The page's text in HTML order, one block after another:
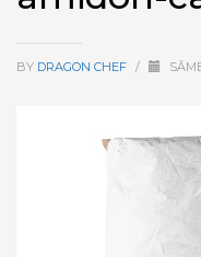
BY DRAGON CHEF /